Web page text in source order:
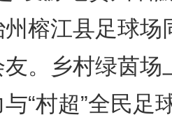
榕江县足球场
。乡村绿茵场
“村超”全民足